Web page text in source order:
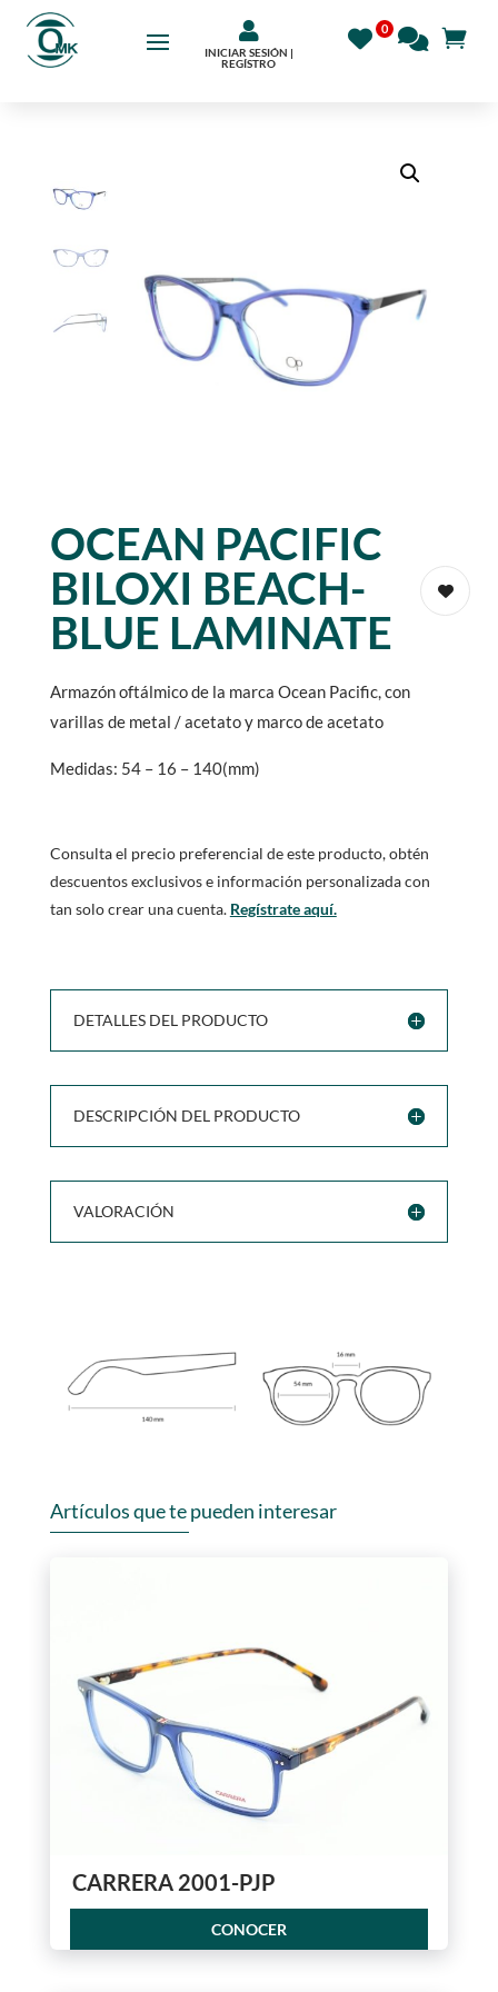

INICIAR SESIÓN |
REGÍSTRO
OCEAN PACIFIC
BILOXI BEACH-
BLUE LAMINATE
Armazón oftálmico de la marca Ocean Pacific, con
varillas de metal / acetato y marco de acetato
Medidas: 54 – 16 – 140(mm)
Consulta el precio preferencial de este producto, obtén
descuentos exclusivos e información personalizada con
tan solo crear una cuenta. Regístrate aquí.
DETALLES DEL PRODUCTO
DESCRIPCIÓN DEL PRODUCTO
VALORACIÓN
Artículos que te pueden interesar
CARRERA 2001-PJP
CONOCER